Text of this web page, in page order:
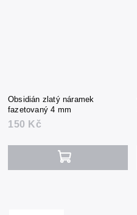
Obsidián zlatý náramek
fazetovaný 4 mm
150 Kč